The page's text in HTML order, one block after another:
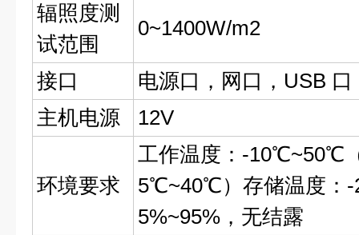
辐照度测
试范围
0~1400W/m2
接口
电源口，网口，USB 口
主机电源
12V
环境要求
工作温度：-10℃~50℃
5℃~40℃）存储温度：
5%~95%，无结露